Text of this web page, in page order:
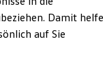
Damit
auf Sie